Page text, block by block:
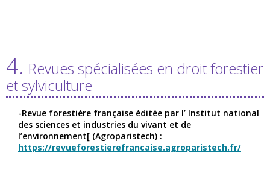
4. Revues spécialisées en droit forestier
et sylviculture
-Revue forestière française éditée par l’ Institut national
des sciences et industries du vivant et de
l’environnement[ (Agroparistech) :
https://revueforestierefrancaise.agroparistech.fr/